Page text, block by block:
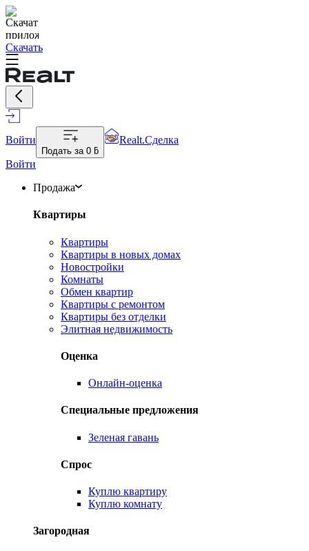
Скачать
Войти
Подать за 0 ƃ
Realt.Сделка
Войти
Продажа
Квартиры
Квартиры
Квартиры в новых домах
Новостройки
Комнаты
Обмен квартир
Квартиры с ремонтом
Квартиры без отделки
Элитная недвижимость
Оценка
Онлайн-оценка
Специальные предложения
Зеленая гавань
Спрос
Куплю квартиру
Куплю комнату
Загородная